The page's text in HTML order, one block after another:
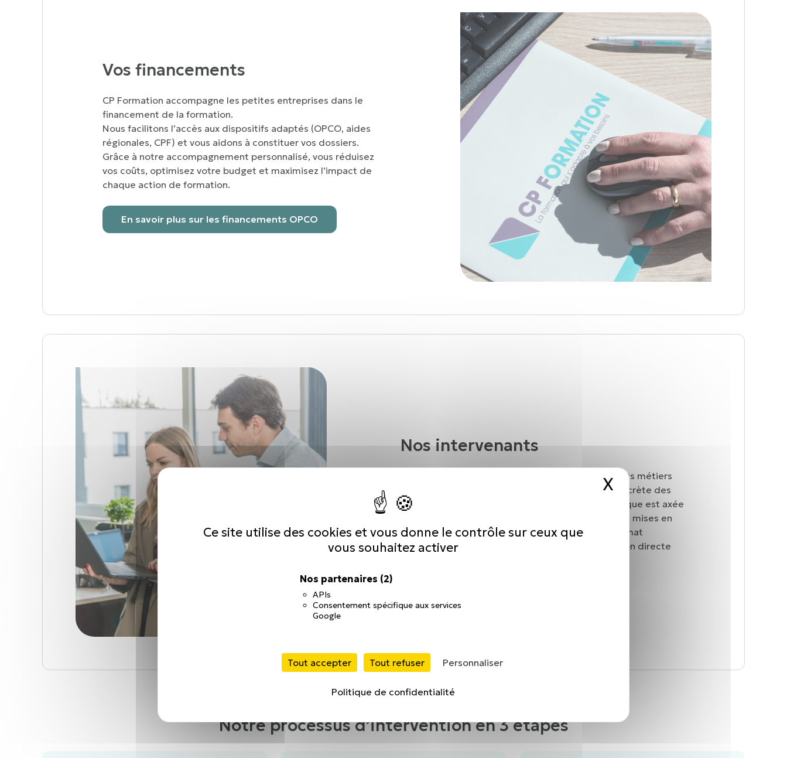
Ce site utilise des cookies et vous donne le contrôle sur ceux que
vous souhaitez activer
Nos partenaires (2)
APIs
Consentement spécifique aux services
Google
Tout accepter Tout refuser Personnaliser
Politique de confidentialité
X Masquer le bandeau
Vos financements
CP Formation accompagne les petites entreprises dans le
financement de la formation.
Nous facilitons l’accès aux dispositifs adaptés (OPCO, aides
régionales, CPF) et vous aidons à constituer vos dossiers.
Grâce à notre accompagnement personnalisé, vous réduisez
vos coûts, optimisez votre budget et maximisez l’impact de
chaque action de formation.
En savoir plus sur les financements OPCO
Nos intervenants
Chez CP Formation, les formateurs sont des experts métiers
issus du terrain, choisis pour leur connaissance concrète des
réalités professionnelles. Leur approche pédagogique est axée
sur la pratique, avec des exemples concrets et des mises en
situation. Proches des apprenants, ils créent un climat
d’échange favorisant l’apprentissage et l’application directe
Notre processus d’intervention en 3 étapes